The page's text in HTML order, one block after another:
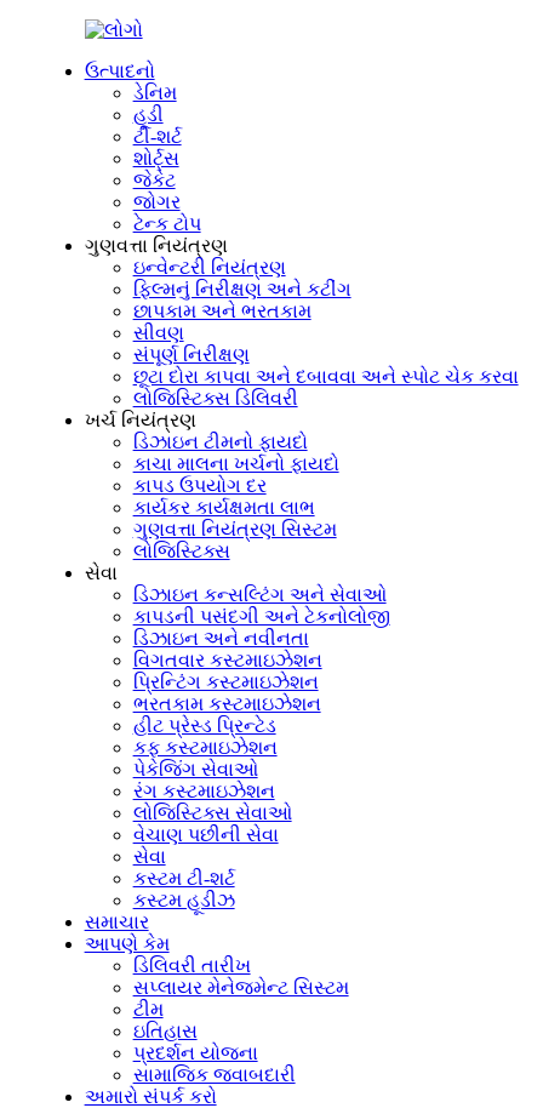
ઉત્પાદનો
ડેનિમ
હૂડી
ટી-શર્ટ
શોર્ટ્સ
જેકેટ
જોગર
ટેન્ક ટોપ
ગુણવત્તા નિયંત્રણ
ઇન્વેન્ટરી નિયંત્રણ
ફિલ્મનું નિરીક્ષણ અને કટીંગ
છાપકામ અને ભરતકામ
સીવણ
સંપૂર્ણ નિરીક્ષણ
છૂટા દોરા કાપવા અને દબાવવા અને સ્પોટ ચેક કરવા
લોજિસ્ટિક્સ ડિલિવરી
ખર્ચ નિયંત્રણ
ડિઝાઇન ટીમનો ફાયદો
કાચા માલના ખર્ચનો ફાયદો
કાપડ ઉપયોગ દર
કાર્યકર કાર્યક્ષમતા લાભ
ગુણવત્તા નિયંત્રણ સિસ્ટમ
લોજિસ્ટિક્સ
સેવા
ડિઝાઇન કન્સલ્ટિંગ અને સેવાઓ
કાપડની પસંદગી અને ટેકનોલોજી
ડિઝાઇન અને નવીનતા
વિગતવાર કસ્ટમાઇઝેશન
પ્રિન્ટિંગ કસ્ટમાઇઝેશન
ભરતકામ કસ્ટમાઇઝેશન
હીટ પ્રેસ્ડ પ્રિન્ટેડ
કફ કસ્ટમાઇઝેશન
પેકેજિંગ સેવાઓ
રંગ કસ્ટમાઇઝેશન
લોજિસ્ટિક્સ સેવાઓ
વેચાણ પછીની સેવા
સેવા
કસ્ટમ ટી-શર્ટ
કસ્ટમ હૂડીઝ
સમાચાર
આપણે કેમ
ડિલિવરી તારીખ
સપ્લાયર મેનેજમેન્ટ સિસ્ટમ
ટીમ
ઇતિહાસ
પ્રદર્શન યોજના
સામાજિક જવાબદારી
અમારો સંપર્ક કરો